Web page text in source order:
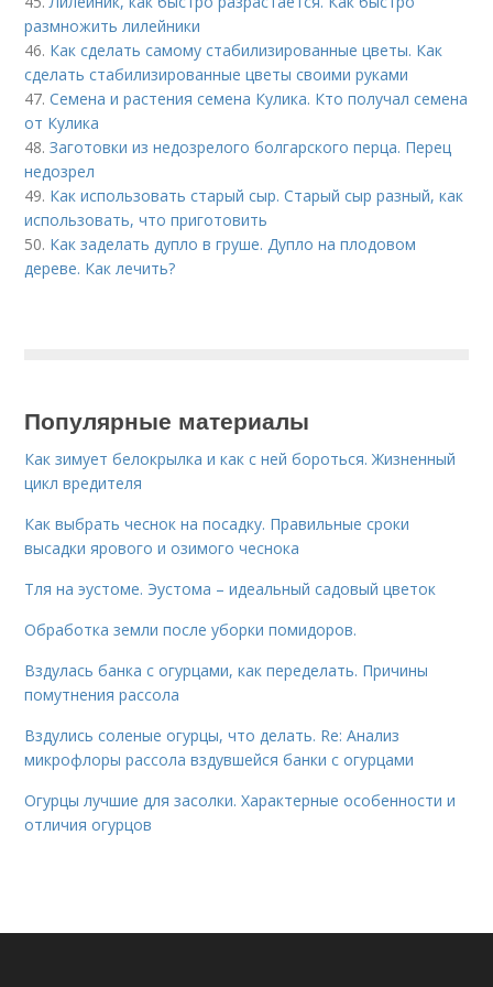
размножить лилейники
46. Как сделать самому стабилизированные цветы. Как
сделать стабилизированные цветы своими руками
47.Семена и растения семена Кулика. Кто получал семена
от Кулика
48.Заготовки из недозрелого болгарского перца. Перец
недозрел
49. Как использовать старый сыр. Старый сыр разный, как
использовать, что приготовить
50. Как заделать дупло в груше. Дупло на плодовом
дереве. Как лечить?
Популярные материалы
Как зимует белокрылка и как с ней бороться. Жизненный
цикл вредителя
Как выбрать чеснок на посадку. Правильные сроки
высадки ярового и озимого чеснока
Тля на эустоме. Эустома – идеальный садовый цветок
Обработка земли после уборки помидоров.
Вздулась банка с огурцами, как переделать. Причины
помутнения рассола
Вздулись соленые огурцы, что делать. Re: Анализ
микрофлоры рассола вздувшейся банки с огурцами
Огурцы лучшие для засолки. Характерные особенности и
отличия огурцов